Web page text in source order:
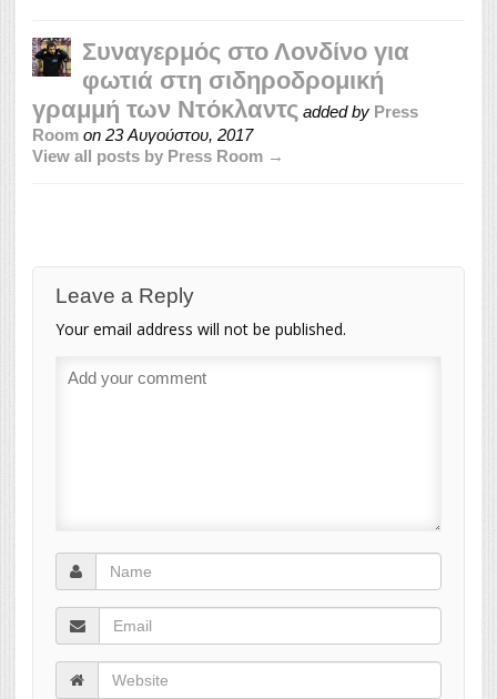
Συναγερμός στο Λονδίνο για
φωτιά στη σιδηροδρομική
γραμμή των Ντόκλαντς added by Press
Room on 23 Αυγούστου, 2017
View all posts by Press Room →
Leave a Reply
Your email address will not be published.